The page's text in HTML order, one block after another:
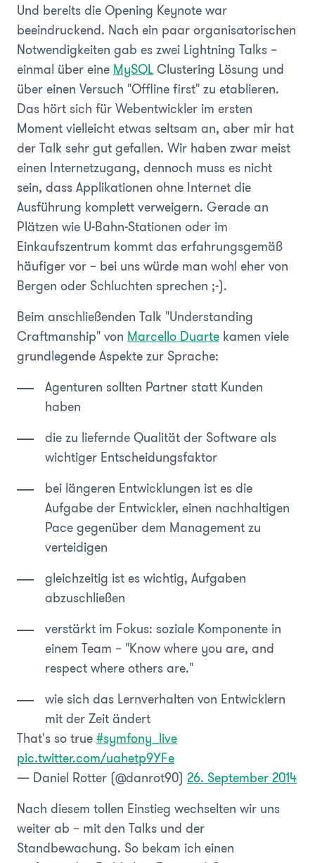
Und bereits die Opening Keynote war
beeindruckend. Nach ein paar organisatorischen
Notwendigkeiten gab es zwei Lightning Talks –
einmal über eine MySQLClustering Lösung und
über einen Versuch "Offline first" zu etablieren.
Das hört sich für Webentwickler im ersten
Moment vielleicht etwas seltsam an, aber mir hat
der Talk sehr gut gefallen. Wir haben zwar meist
einen Internetzugang, dennoch muss es nicht
sein, dass Applikationen ohne Internet die
Ausführung komplett verweigern. Gerade an
Plätzen wie U-Bahn-Stationen oder im
Einkaufszentrum kommt das erfahrungsgemäß
häufiger vor – bei uns würde man wohl eher von
Bergen oder Schluchten sprechen ;-).
Beim anschließenden Talk "Understanding
Craftmanship" von Marcello Duarte kamen viele
grundlegende Aspekte zur Sprache:
Agenturen sollten Partner statt Kunden
haben
die zu liefernde Qualität der Software als
wichtiger Entscheidungsfaktor
bei längeren Entwicklungen ist es die
Aufgabe der Entwickler, einen nachhaltigen
Pace gegenüber dem Management zu
verteidigen
gleichzeitig ist es wichtig, Aufgaben
abzuschließen
verstärkt im Fokus: soziale Komponente in
einem Team – "Know where you are, and
respect where others are."
wie sich das Lernverhalten von Entwicklern
mit der Zeit ändert
That's so true#symfony_live
pic.twitter.com/uahetp9YFe
— Daniel Rotter (@danrot90) 26. September 2014
Nach diesem tollen Einstieg wechselten wir uns
weiter ab – mit den Talks und der
Standbewachung. So bekam ich einen